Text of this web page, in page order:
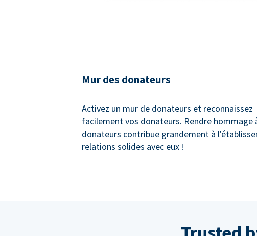
Mur des donateurs
Activez un mur de donateurs et reconnaissez
facilement vos donateurs. Rendre hommage
donateurs contribue grandement à
relations solides avec eux !